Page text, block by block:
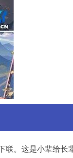
。这是小辈给